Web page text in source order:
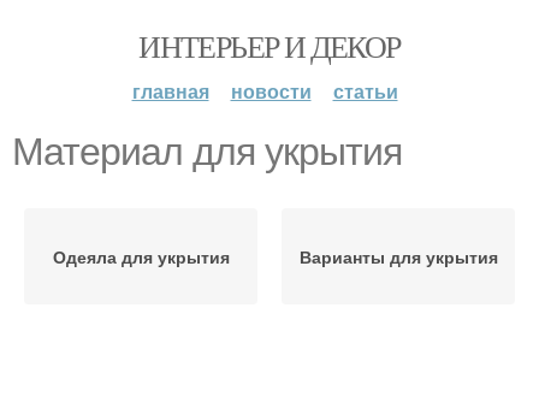
ИНТЕРЬЕР И ДЕКОР
главная новости статьи
Материал для укрытия
Одеяла для укрытия Варианты для укрытия